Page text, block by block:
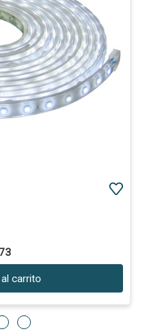
carrito